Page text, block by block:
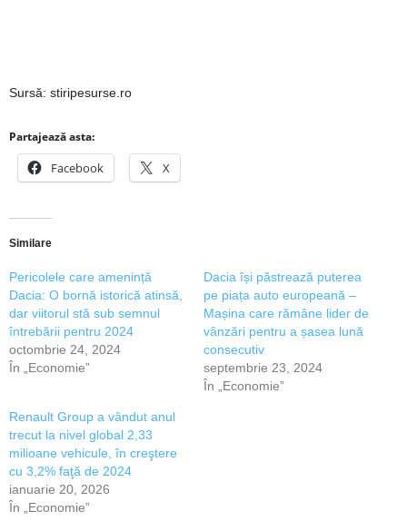
Sursă: stiripesurse.ro
Partajează asta:
Facebook X
Similare
Pericolele care amenință
Dacia: O bornă istorică atinsă,
dar viitorul stă sub semnul
întrebării pentru 2024
octombrie 24, 2024
În „Economie”
Dacia își păstrează puterea
pe piața auto europeană –
Mașina care rămâne lider de
vânzări pentru a șasea lună
consecutiv
septembrie 23, 2024
În „Economie”
Renault Group a vândut anul
trecut la nivel global 2,33
milioane vehicule, în creştere
cu 3,2% faţă de 2024
ianuarie 20, 2026
În „Economie”